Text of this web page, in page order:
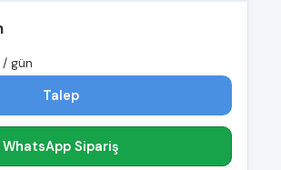
/ gün
Talep
WhatsApp Sipariş